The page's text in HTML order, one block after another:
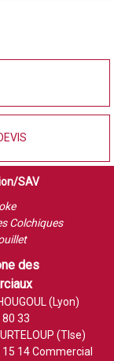
SAV
Colchiques
des
(Lyon)
33
(Tlse)
15 14Commercial